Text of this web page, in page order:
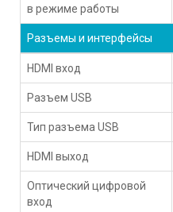
в режиме работы
Разъемы и интерфейсы
HDMI вход
Разъем USB
Тип разъема USB
HDMI выход
Оптический цифровой
вход